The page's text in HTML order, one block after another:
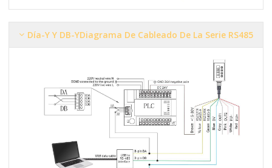
Día-Y Y DB-YDiagrama De Cableado De La Serie RS485